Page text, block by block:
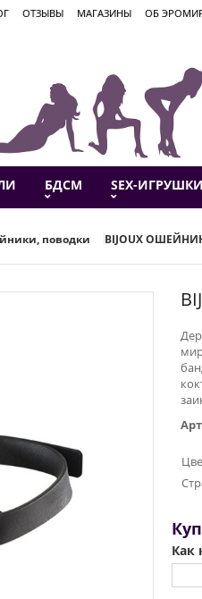
ОТЗЫВЫ МАГАЗИНЫ ОБ
БДСМ SEX-ИГРУШКИ
поводки BIJOUX
Как